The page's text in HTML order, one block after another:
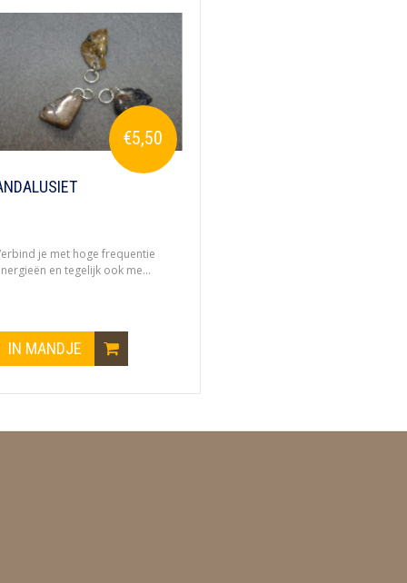
€5,50
je met hoge frequentie
en tegelijk ook me...
IN MANDJE